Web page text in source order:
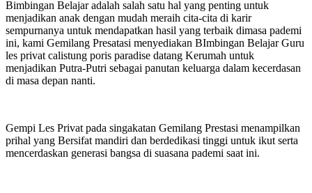
Bimbingan Belajar adalah salah satu hal yang penting untuk
menjadikan anak dengan mudah meraih cita-cita di karir
sempurnanya untuk mendapatkan hasil yang terbaik dimasa pademi
ini, kami Gemilang Presatasi menyediakan BImbingan Belajar Guru
les privat calistung poris paradise datang Kerumah untuk
menjadikan Putra-Putri sebagai panutan keluarga dalam kecerdasan
di masa depan nanti.
Gempi Les Privat pada singakatan Gemilang Prestasi menampilkan
prihal yang Bersifat mandiri dan berdedikasi tinggi untuk ikut serta
mencerdaskan generasi bangsa di suasana pademi saat ini.